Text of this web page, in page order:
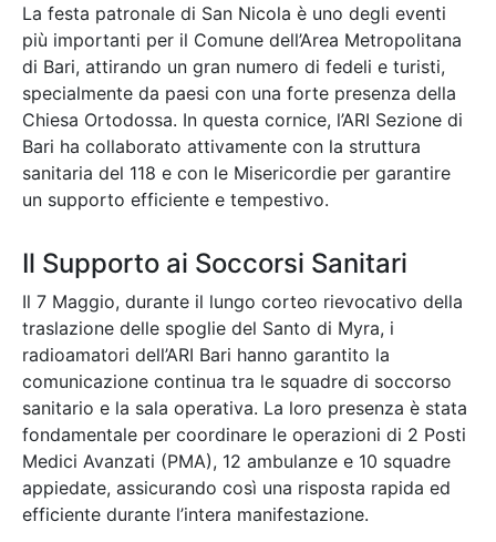
La festa patronale di San Nicola è uno degli eventi
più importanti per il Comune dell’Area Metropolitana
di Bari, attirando un gran numero di fedeli e turisti,
specialmente da paesi con una forte presenza della
Chiesa Ortodossa. In questa cornice, l’ARI Sezione di
Bari ha collaborato attivamente con la struttura
sanitaria del 118 e con le Misericordie per garantire
un supporto efficiente e tempestivo.
Il Supporto ai Soccorsi Sanitari
Il 7 Maggio, durante il lungo corteo rievocativo della
traslazione delle spoglie del Santo di Myra, i
radioamatori dell’ARI Bari hanno garantito la
comunicazione continua tra le squadre di soccorso
sanitario e la sala operativa. La loro presenza è stata
fondamentale per coordinare le operazioni di 2 Posti
Medici Avanzati (PMA), 12 ambulanze e 10 squadre
appiedate, assicurando così una risposta rapida ed
efficiente durante l’intera manifestazione.